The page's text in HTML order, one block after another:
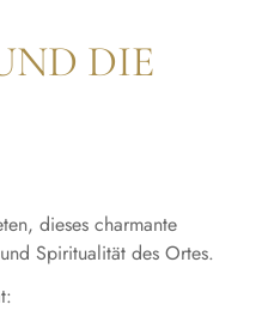
DIE
dieses charmante
Spiritualität des Ortes.